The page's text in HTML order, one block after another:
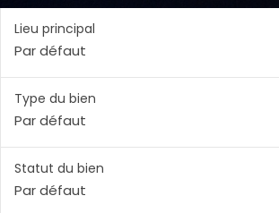
Lieu principal
Par défaut
Type du bien
Par défaut
Statut du bien
Par défaut